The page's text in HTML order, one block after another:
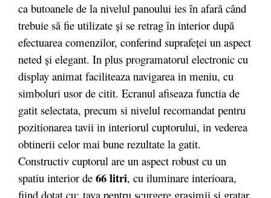
ca butoanele de la nivelul panoului ies în afară când
trebuie să fie utilizate şi se retrag în interior după
efectuarea comenzilor, conferind suprafeţei un aspect
neted şi elegant. In plus programatorul electronic cu
display animat faciliteaza navigarea in meniu, cu
simboluri usor de citit. Ecranul afiseaza functia de
gatit selectata, precum si nivelul recomandat pentru
pozitionarea tavii in interiorul cuptorului, in vederea
obtinerii celor mai bune rezultate la gatit.
Constructiv cuptorul are un aspect robust cu un
spatiu interior de 66 litri, cu iluminare interioara,
fiind dotat cu: tava pentru scurgere grasimii si gratar